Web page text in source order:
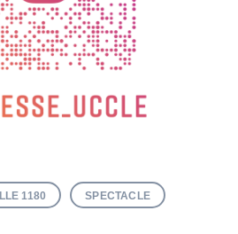
1180 SPECTACLE